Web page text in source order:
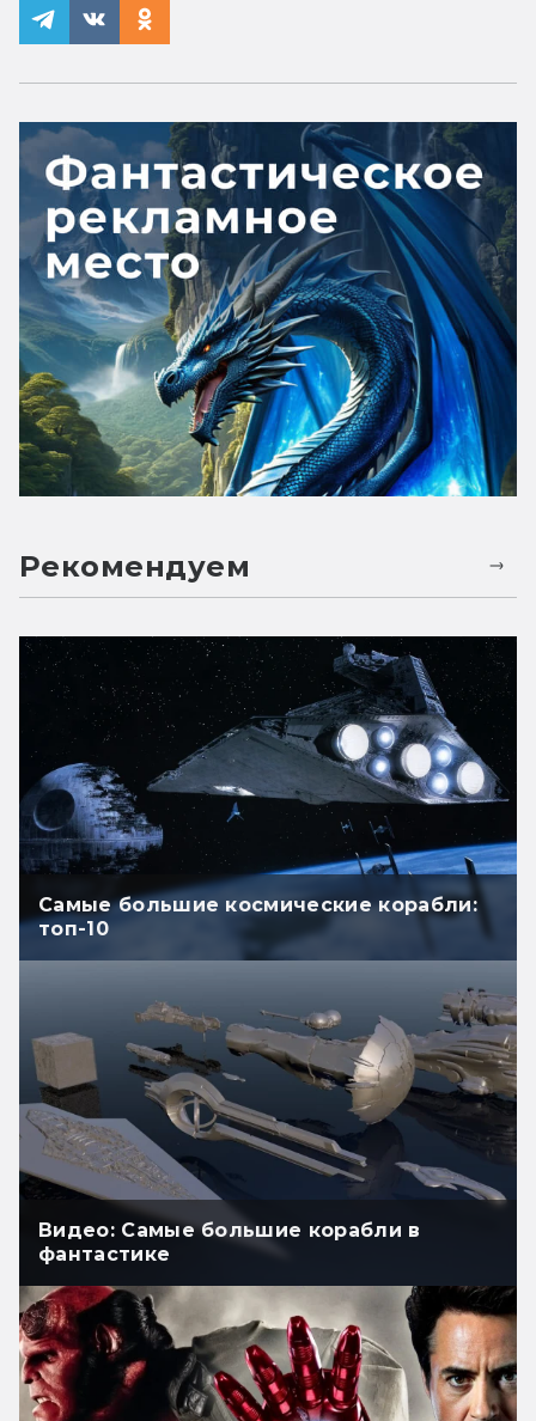
Рекомендуем
Самые большие космические корабли:
топ-10
Видео: Самые большие корабли в
фантастике